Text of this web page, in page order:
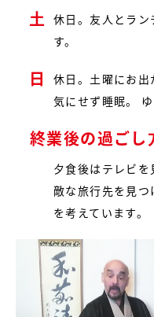
土 休日。友人とラン
す。
日
休日。土曜にお
気にせず睡眠。
終業後の過ごし
夕食後はテレビ
敵な旅行先を見つ
を考えています。